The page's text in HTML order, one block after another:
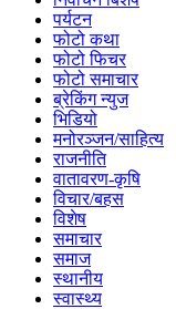
पर्यटन
फोटो कथा
फोटो फिचर
फोटो समाचार
ब्रेकिंग न्युज
भिडियो
मनोरञ्जन/साहित्य
राजनीति
वातावरण-कृषि
विचार/बहस
विशेष
समाचार
समाज
स्थानीय
स्वास्थ्य